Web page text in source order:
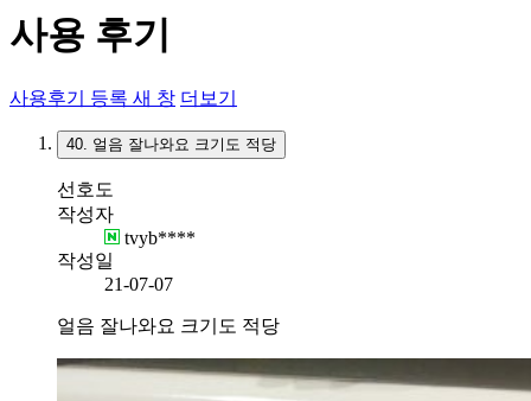
사용 후기
사용후기 등록 새 창 더보기
40. 얼음 잘나와요 크기도 적당
선호도
작성자
tvyb****
작성일
21-07-07
얼음 잘나와요 크기도 적당